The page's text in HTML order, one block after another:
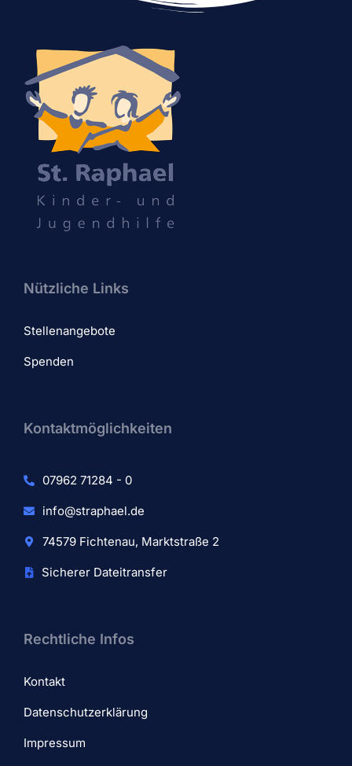
Nützliche Links
Stellenangebote
Spenden
Kontaktmöglichkeiten
07962 71284 - 0
info@straphael.de
74579 Fichtenau, Marktstraße 2
Sicherer Dateitransfer
Rechtliche Infos
Kontakt
Datenschutzerklärung
Impressum